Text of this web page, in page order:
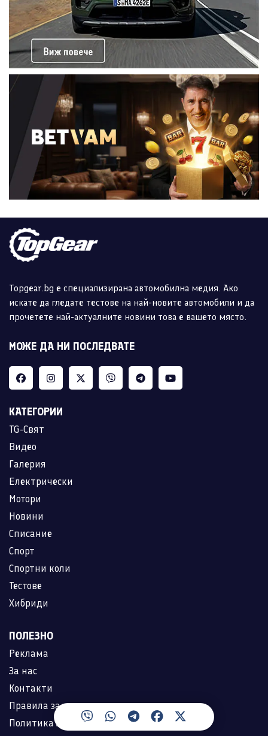
Topgear.bg е специализирана автомобилна медия. Ако
искате да гледате тестове на най-новите автомобили и да
прочетете най-актуалните новини това е вашето място.
МОЖЕ ДА НИ ПОСЛЕДВАТЕ
КАТЕГОРИИ
TG-Свят
Видео
Галерия
Електрически
Мотори
Новини
Списание
Спорт
Спортни коли
Тестове
Хибриди
ПОЛЕЗНО
Реклама
За нас
Контакти
Правила за ползване
Политика за лични данни